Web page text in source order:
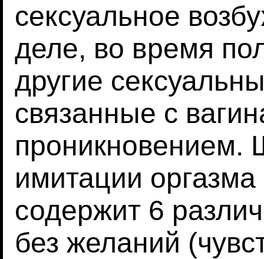
сексуальное
деле, во время
другие
связанные с
проникновением.
имитации оргазма
содержит 6
без желаний